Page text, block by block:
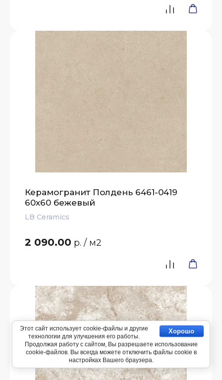
Керамогранит Полдень 6461-0419
60х60 бежевый
LB Ceramics
2 090.00 р. / м2
Хорошо
Этот сайт использует cookie-файлы и другие
технологии для улучшения его работы.
Продолжая работу с сайтом, Вы разрешаете использование
cookie-файлов. Вы всегда можете отключить файлы cookie в
настройках Вашего браузера.